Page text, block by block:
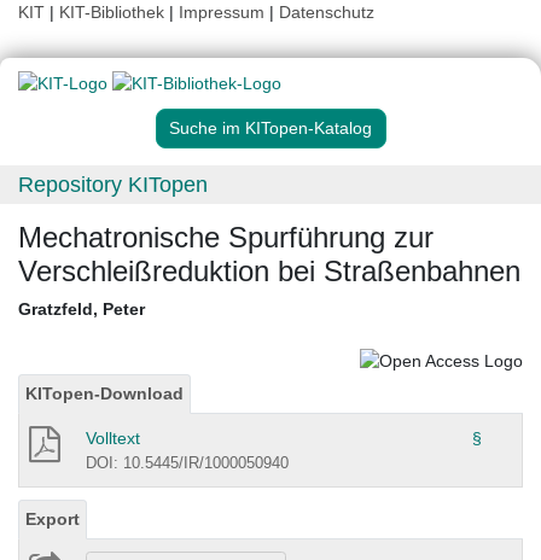
KIT | KIT-Bibliothek | Impressum | Datenschutz
Suche im KITopen-Katalog
Repository KITopen
Mechatronische Spurführung zur
Verschleißreduktion bei Straßenbahnen
Gratzfeld, Peter
KITopen-Download
Volltext §
DOI: 10.5445/IR/1000050940
Export